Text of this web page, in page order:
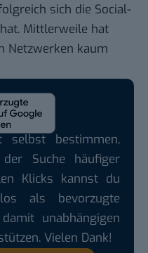
sich die Social-
Mittlerweile hat
Netzwerken kaum
selbst bestimmen,
Suche häufiger
Klicks kannst du
als bevorzugte
unabhängigen
Vielen Dank!